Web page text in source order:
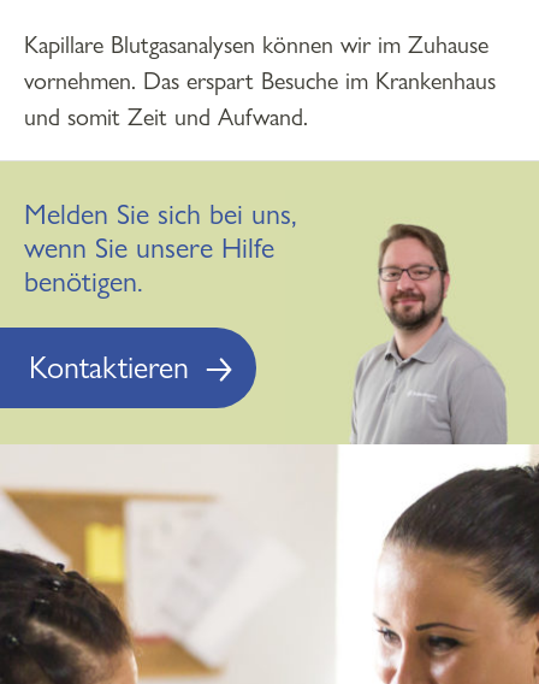
Kapillare Blutgasanalysen können wir im Zuhause
vornehmen. Das erspart Besuche im Krankenhaus
und somit Zeit und Aufwand.
Melden Sie sich bei uns,
wenn Sie unsere Hilfe
benötigen.
Kontaktieren